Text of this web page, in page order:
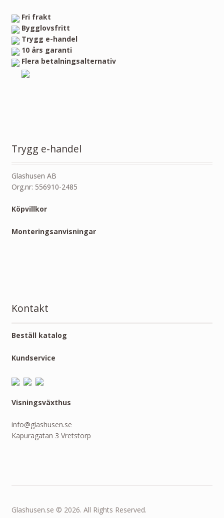
Fri frakt
Bygglovsfritt
Trygg e-handel
10 års garanti
Flera betalningsalternativ
Trygg e-handel
Glashusen AB
Org.nr: 556910-2485
Köpvillkor
Monteringsanvisningar
Kontakt
Beställ katalog
Kundservice
Visningsväxthus
info@glashusen.se
Kapuragatan 3 Vretstorp
Glashusen.se © 2026. All Rights Reserved.